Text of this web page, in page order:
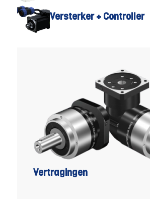
Versterker + Controller
Vertragingen